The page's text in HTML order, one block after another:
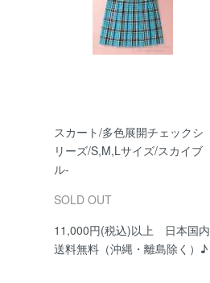
スカート/多色展開チェックシ
リーズ/S,M,Lサイズ/スカイブ
ル-
SOLD OUT
11,000円(税込)以上 日本国内
送料無料（沖縄・離島除く）♪